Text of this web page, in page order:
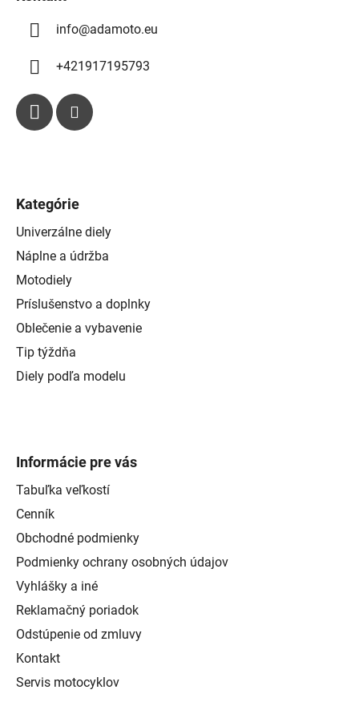
info@adamoto.eu
+421917195793
Kategórie
Univerzálne diely
Náplne a údržba
Motodiely
Príslušenstvo a doplnky
Oblečenie a vybavenie
Tip týždňa
Diely podľa modelu
Informácie pre vás
Tabuľka veľkostí
Cenník
Obchodné podmienky
Podmienky ochrany osobných údajov
Vyhlášky a iné
Reklamačný poriadok
Odstúpenie od zmluvy
Kontakt
Servis motocyklov